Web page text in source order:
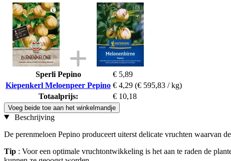
Sperli Pepino
€ 5,89
Kiepenkerl Meloenpeer Pepino € 4,29 (€ 595,83 / kg)
Totaalprijs:
€ 10,18
Voeg beide toe aan het winkelmandje
Beschrijving
De perenmeloen Pepino produceert uiterst delicate vruchten waarvan
Tip : Voor een optimale vruchtontwikkeling is het aan te raden de